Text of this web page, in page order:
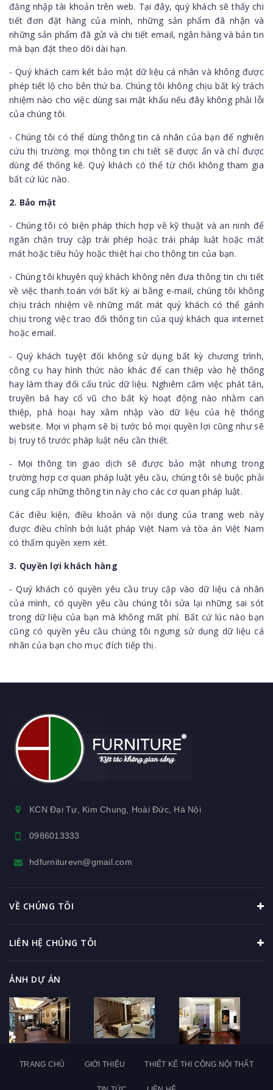
đăng nhập tài khoản trên web. Tại đây, quý khách sẽ thấy chi
tiết đơn đặt hàng của mình, những sản phẩm đã nhận và
những sản phẩm đã gửi và chi tiết email, ngân hàng và bản tin
mà bạn đặt theo dõi dài hạn.
- Quý khách cam kết bảo mật dữ liệu cá nhân và không được
phép tiết lộ cho bên thứ ba. Chúng tôi không chịu bất kỳ trách
nhiệm nào cho việc dùng sai mật khẩu nếu đây không phải lỗi
của chúng tôi.
- Chúng tôi có thể dùng thông tin cá nhân của bạn để nghiên
cứu thị trường. mọi thông tin chi tiết sẽ được ẩn và chỉ được
dùng để thống kê. Quý khách có thể từ chối không tham gia
bất cứ lúc nào.
2. Bảo mật
- Chúng tôi có biện pháp thích hợp về kỹ thuật và an ninh để
ngăn chặn truy cập trái phép hoặc trái pháp luật hoặc mất
mát hoặc tiêu hủy hoặc thiệt hại cho thông tin của bạn.
- Chúng tôi khuyên quý khách không nên đưa thông tin chi tiết
về việc thanh toán với bất kỳ ai bằng e-mail, chúng tôi không
chịu trách nhiệm về những mất mát quý khách có thể gánh
chịu trong việc trao đổi thông tin của quý khách qua internet
hoặc email.
- Quý khách tuyệt đối không sử dụng bất kỳ chương trình,
công cụ hay hình thức nào khác để can thiệp vào hệ thống
hay làm thay đổi cấu trúc dữ liệu. Nghiêm cấm việc phát tán,
truyền bá hay cổ vũ cho bất kỳ hoạt động nào nhằm can
thiệp, phá hoại hay xâm nhập vào dữ liệu của hệ thống
website. Mọi vi phạm sẽ bị tước bỏ mọi quyền lợi cũng như sẽ
bị truy tố trước pháp luật nếu cần thiết.
- Mọi thông tin giao dịch sẽ được bảo mật nhưng trong
trường hợp cơ quan pháp luật yêu cầu, chúng tôi sẽ buộc phải
cung cấp những thông tin này cho các cơ quan pháp luật.
Các điều kiện, điều khoản và nội dung của trang web này
được điều chỉnh bởi luật pháp Việt Nam và tòa án Việt Nam
có thẩm quyền xem xét.
3. Quyền lợi khách hàng
- Quý khách có quyền yêu cầu truy cập vào dữ liệu cá nhân
của mình, có quyền yêu cầu chúng tôi sửa lại những sai sót
trong dữ liệu của bạn mà không mất phí. Bất cứ lúc nào bạn
cũng có quyền yêu cầu chúng tôi ngưng sử dụng dữ liệu cá
nhân của bạn cho mục đích tiếp thị.
KCN Đại Tự, Kim Chung, Hoài Đức, Hà Nội
0986013333
hdfurniturevn@gmail.com
VỀ CHÚNG TÔI
LIÊN HỆ CHÚNG TÔI
ẢNH DỰ ÁN
TRANG CHỦ GIỚI THIỆU THIẾT KẾ THI CÔNG NỘI THẤT